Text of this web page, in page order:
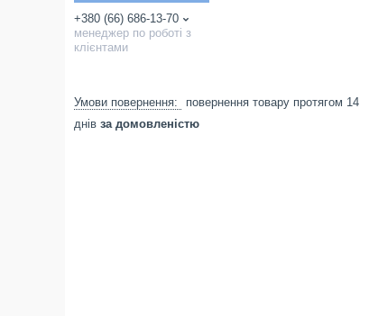
+380 (66) 686-13-70
менеджер по роботі з
клієнтами
повернення товару протягом 14
днів за домовленістю